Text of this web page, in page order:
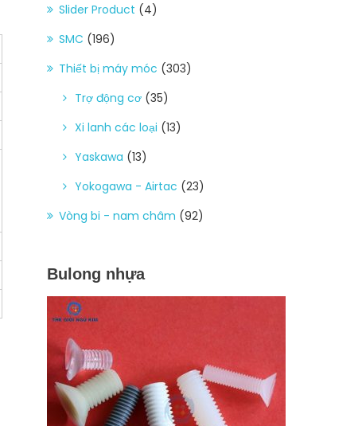
Slider Product (4)
SMC (196)
Thiết bị máy móc (303)
Trợ động cơ (35)
Xi lanh các loại (13)
Yaskawa (13)
Yokogawa - Airtac (23)
Vòng bi - nam châm (92)
Bulong nhựa